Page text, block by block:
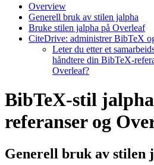
Overview
Generell bruk av stilen jalpha
Bruke stilen jalpha på Overleaf
CiteDrive: administrer BibTeX
Leter du etter et
håndtere din BibTeX-
Overleaf?
BibTeX-stil
referanser og
Generell bruk av stilen